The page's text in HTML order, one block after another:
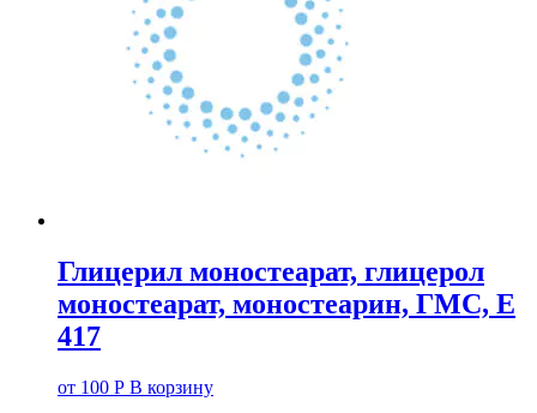
Глицерил моностеарат, глицерол
моностеарат, моностеарин, ГМС, Е
417
от 100 Р В корзину